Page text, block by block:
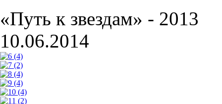
«Путь к звездам» - 2013
10.06.2014